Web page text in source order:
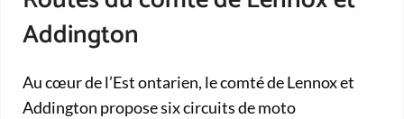
Addington
Au cœur de l’Est ontarien, le comté de Lennox et
Addington propose six circuits de moto